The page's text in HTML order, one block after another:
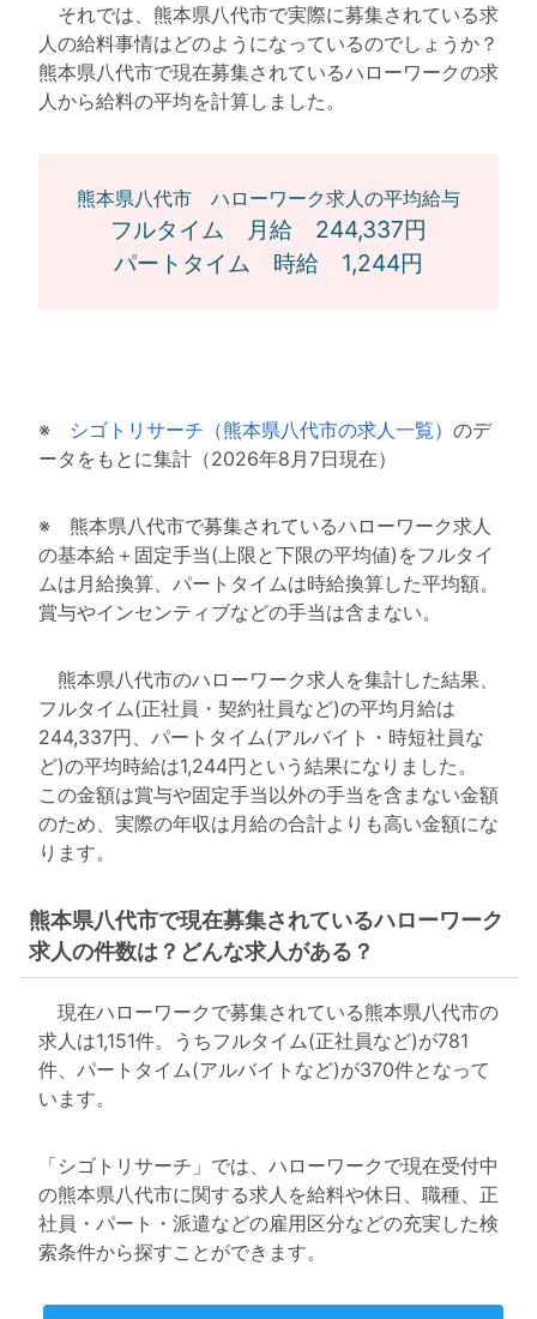
それでは、熊本県八代市で実際に募集されている求
人の給料事情はどのようになっているのでしょうか？
熊本県八代市で現在募集されているハローワークの求
人から給料の平均を計算しました。
熊本県八代市 ハローワーク求人の平均給与
フルタイム 月給 244,337円
パートタイム 時給 1,244円
※ シゴトリサーチ（熊本県八代市の求人一覧） のデ
ータをもとに集計（2026年8月7日現在）
※ 熊本県八代市で募集されているハローワーク求人
の基本給＋固定手当(上限と下限の平均値)をフルタイ
ムは月給換算、パートタイムは時給換算した平均額。
賞与やインセンティブなどの手当は含まない。
熊本県八代市のハローワーク求人を集計した結果、
フルタイム(正社員・契約社員など)の平均月給は
244,337円、パートタイム(アルバイト・時短社員な
ど)の平均時給は1,244円という結果になりました。
この金額は賞与や固定手当以外の手当を含まない金額
のため、実際の年収は月給の合計よりも高い金額にな
ります。
熊本県八代市で現在募集されているハローワーク
求人の件数は？どんな求人がある？
現在ハローワークで募集されている熊本県八代市の
求人は1,151件。うちフルタイム(正社員など)が781
件、パートタイム(アルバイトなど)が370件となって
います。
「シゴトリサーチ」では、ハローワークで現在受付中
の熊本県八代市に関する求人を給料や休日、職種、正
社員・パート・派遣などの雇用区分などの充実した検
索条件から探すことができます。